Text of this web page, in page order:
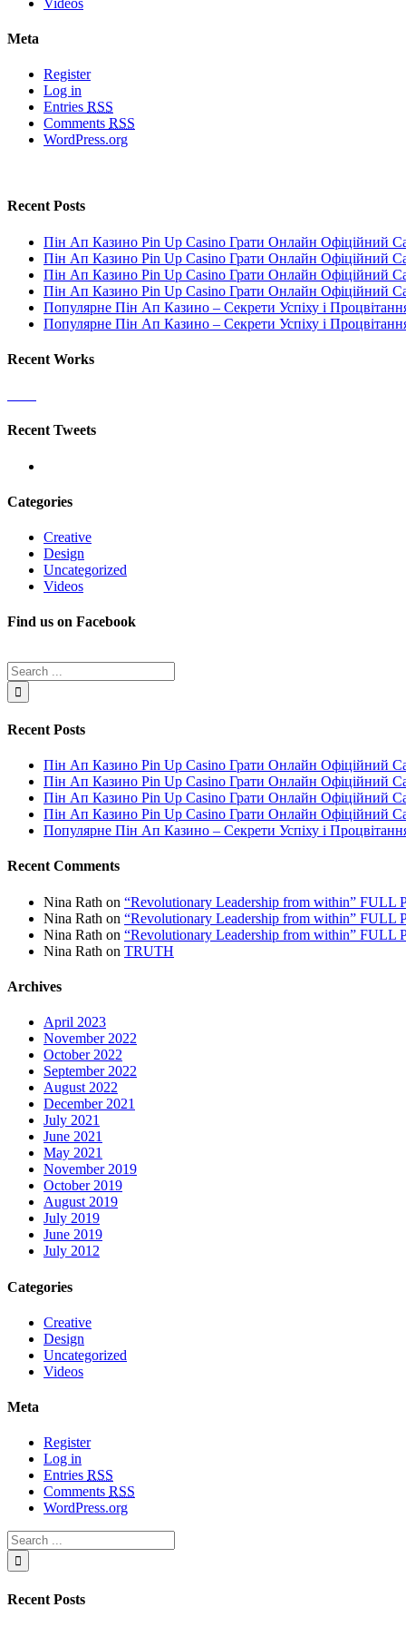
Meta
Register
Log in
Entries RSS
Comments RSS
WordPress.org
Recent Posts
Пін Ап Казино Pin Up Casino Грати Онлайн Офіційний
Пін Ап Казино Pin Up Casino Грати Онлайн Офіційний
Пін Ап Казино Pin Up Casino Грати Онлайн Офіційний
Пін Ап Казино Pin Up Casino Грати Онлайн Офіційний
Популярне Пін Ап Казино – Секрети Успіху і
Популярне Пін Ап Казино – Секрети Успіху і
Recent Works
Recent Tweets
Categories
Creative
Design
Uncategorized
Videos
Find us on Facebook
Recent Posts
Пін Ап Казино Pin Up Casino Грати Онлайн Офіційний
Пін Ап Казино Pin Up Casino Грати Онлайн Офіційний
Пін Ап Казино Pin Up Casino Грати Онлайн Офіційний
Пін Ап Казино Pin Up Casino Грати Онлайн Офіційний
Популярне Пін Ап Казино – Секрети Успіху і
Recent Comments
Nina Rath on “Revolutionary Leadership from within” FULL
Nina Rath on “Revolutionary Leadership from within” FULL
Nina Rath on “Revolutionary Leadership from within” FULL
Nina Rath on TRUTH
Archives
April 2023
November 2022
October 2022
September 2022
August 2022
December 2021
July 2021
June 2021
May 2021
November 2019
October 2019
August 2019
July 2019
June 2019
July 2012
Categories
Creative
Design
Uncategorized
Videos
Meta
Register
Log in
Entries RSS
Comments RSS
WordPress.org
Recent Posts